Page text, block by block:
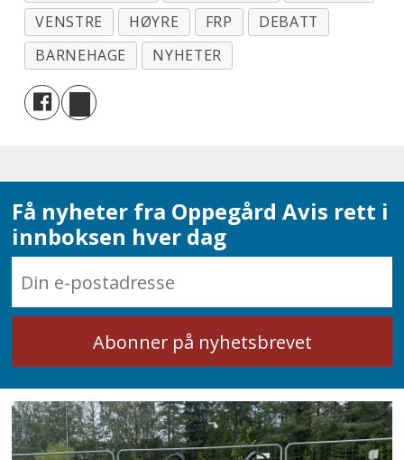
VENSTRE
HØYRE FRP
DEBATT
BARNEHAGE
NYHETER
Få nyheter fra Oppegård Avis rett i
innboksen hver dag